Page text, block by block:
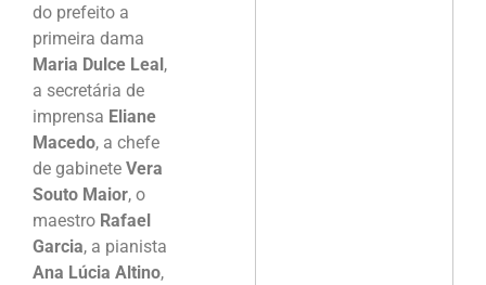
do prefeito a
primeira dama
Maria Dulce Leal,
a secretária de
imprensa Eliane
Macedo, a chefe
de gabinete Vera
Souto Maior, o
maestro Rafael
Garcia, a pianista
Ana Lúcia Altino,